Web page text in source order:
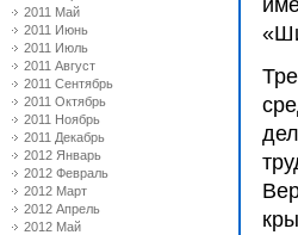
2011 Май
2011 Июнь
2011 Июль
2011 Август
2011 Сентябрь
2011 Октябрь
2011 Ноябрь
2011 Декабрь
2012 Январь
2012 Февраль
2012 Март
2012 Апрель
2012 Май